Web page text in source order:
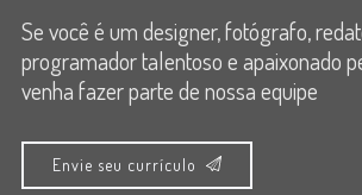
Se você é um designer, fotógrafo,
programador talentoso e apaixonado
venha fazer parte de nossa equipe
Envie seu currículo